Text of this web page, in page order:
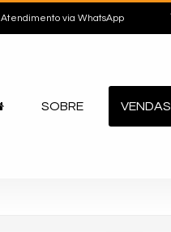
Atendimento via WhatsApp
SOBRE VENDAS